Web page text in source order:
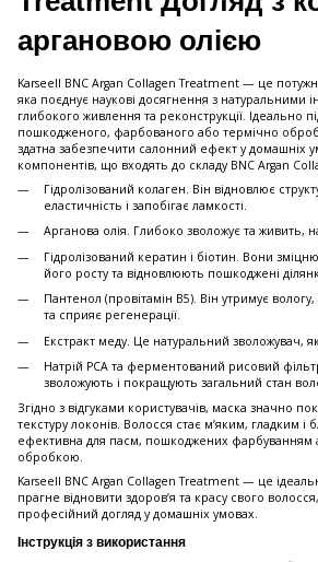
аргановою олією
Karseell BNC Argan Collagen Treatment — це
яка поєднує наукові досягнення з натуральними
глибокого живлення та реконструкції. Ідеально
пошкодженого, фарбованого або термічно
здатна забезпечити салонний ефект у домашніх
компонентів, що входять до складу BNC Argan
Гідролізований колаген. Він відновлює
еластичність і запобігає ламкості.
Арганова олія. Глибоко зволожує та живить,
Гідролізований кератин і біотин. Вони
його росту та відновлюють пошкоджені
Пантенол (провітамін B5). Він утримує
та сприяє регенерації.
Екстракт меду. Це натуральний зволожувач,
Натрій PCA та ферментований рисовий
зволожують і покращують загальний стан
Згідно з відгуками користувачів, маска значно
текстуру локонів. Волосся стає м’яким, гладким
ефективна для пасм, пошкоджених фарбуванням
обробкою.
Karseell BNC Argan Collagen Treatment — це
прагне відновити здоров’я та красу свого
професійний догляд у домашніх умовах.
Інструкція з використання